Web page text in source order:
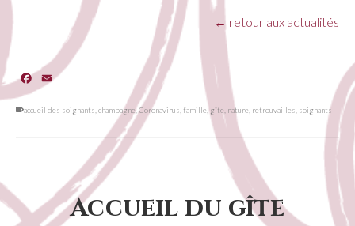
← retour aux actualités
Facebook
Email
accueil des soignants champagne,Coronavirus famille gîte nature retrouvailles soignants
Accueil du gîte